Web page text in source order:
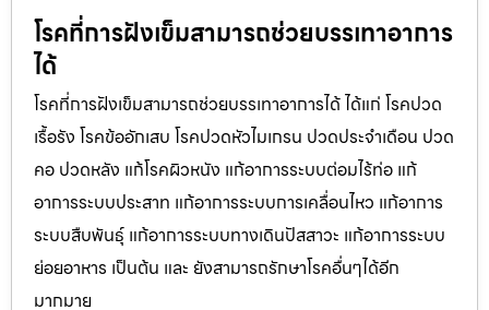
โรคที่การฝังเข็มสามารถช่วยบรรเทาอาการ
ได้
โรคที่การฝังเข็มสามารถช่วยบรรเทาอาการได้ ได้แก่ โรคปวด
เรื้อรัง โรคข้ออักเสบ โรคปวดหัวไมเกรน ปวดประจําเดือน ปวด
คอ ปวดหลัง แก้โรคผิวหนัง แก้อาการระบบต่อมไร้ท่อ แก้
อาการระบบประสาท แก้อาการระบบการเคลื่อนไหว แก้อาการ
ระบบสืบพันธุ์ แก้อาการระบบทางเดินปัสสาวะ แก้อาการระบบ
ย่อยอาหาร เป็นต้น และ ยังสามารถรักษาโรคอื่นๆได้อีก
มากมาย